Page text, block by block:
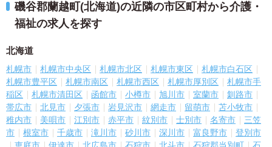
磯谷郡蘭越町(北海道)の近隣の市区町村から介護・
福祉の求人を探す
北海道
札幌市 札幌市中央区 札幌市北区 札幌市東区
札幌市白石区
札幌市豊平区
札幌市南区 札幌市西区 札幌市厚別区
札幌市手
稲区
札幌市清田区 函館市 小樽市 旭川市 室蘭市
釧路市
帯広市
北見市 夕張市 岩見沢市 網走市 留萌市
苫小牧市
稚内市
美唄市 江別市 赤平市 紋別市 士別市 名寄市
三笠
市
根室市 千歳市 滝川市 砂川市 深川市 富良野市
登別市